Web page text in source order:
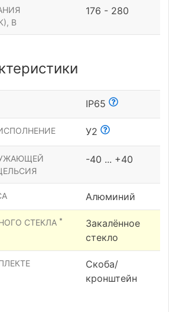
В
176 - 280
IP65
У2
-40 ... +40
Алюминий
СТЕКЛА *
Закалённое
стекло
Скоба/
кронштейн